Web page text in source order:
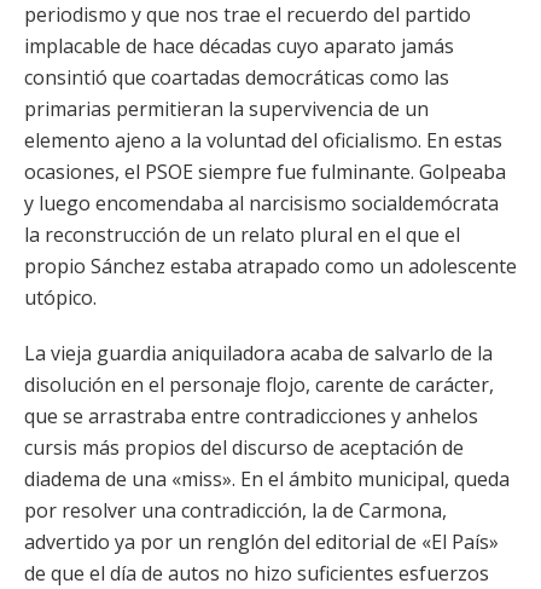
periodismo y que nos trae el recuerdo del partido
implacable de hace décadas cuyo aparato jamás
consintió que coartadas democráticas como las
primarias permitieran la supervivencia de un
elemento ajeno a la voluntad del oficialismo. En estas
ocasiones, el PSOE siempre fue fulminante. Golpeaba
y luego encomendaba al narcisismo socialdemócrata
la reconstrucción de un relato plural en el que el
propio Sánchez estaba atrapado como un adolescente
utópico.
La vieja guardia aniquiladora acaba de salvarlo de la
disolución en el personaje flojo, carente de carácter,
que se arrastraba entre contradicciones y anhelos
cursis más propios del discurso de aceptación de
diadema de una «miss». En el ámbito municipal, queda
por resolver una contradicción, la de Carmona,
advertido ya por un renglón del editorial de «El País»
de que el día de autos no hizo suficientes esfuerzos